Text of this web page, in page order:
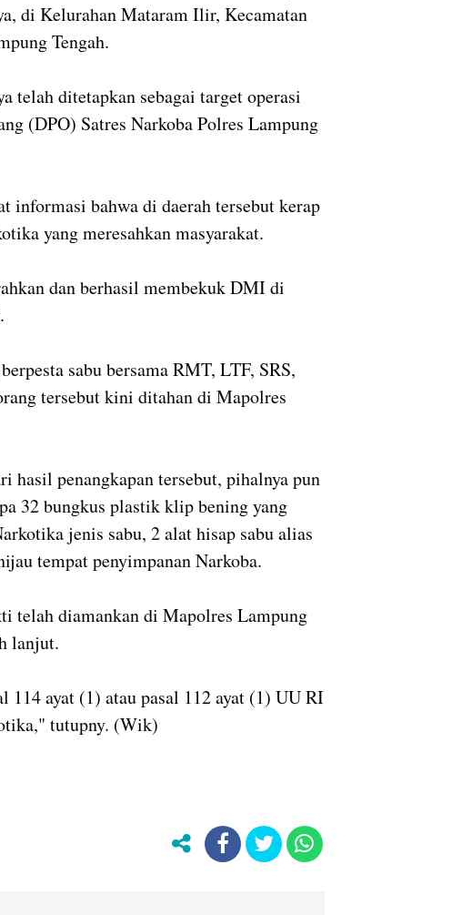
di Kelurahan Mataram Ilir, Kecamatan
Tengah.
telah ditetapkan sebagai target operasi
(DPO) Satres Narkoba Polres Lampung
informasi bahwa di daerah tersebut kerap
yang meresahkan masyarakat.
dan berhasil membekuk DMI di
sabu bersama RMT, LTF, SRS,
tersebut kini ditahan di Mapolres
hasil penangkapan tersebut, pihalnya pun
32 bungkus plastik klip bening yang
jenis sabu, 2 alat hisap sabu alias
tempat penyimpanan Narkoba.
telah diamankan di Mapolres Lampung
lanjut.
114 ayat (1) atau pasal 112 ayat (1) UU RI
tutupny. (Wik)